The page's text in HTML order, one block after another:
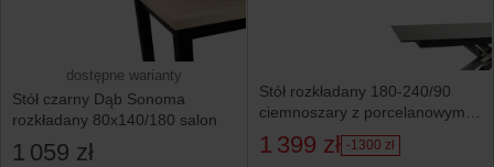
dostępne warianty
Stół czarny Dąb Sonoma
rozkładany 80x140/180 salon
1 059 zł
Stół rozkładany 180-240/90
ciemnoszary z porcelanowym
blatem
1 399 zł -1300 zł